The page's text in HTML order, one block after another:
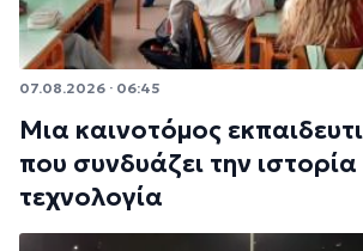
07.08.2026 · 06:45
Μια καινοτόμος
που συνδυάζει την ιστορία
τεχνολογία